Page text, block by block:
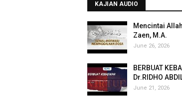
KAJIAN AUDIO
Mencintai
Zaen, M.A.
June 26, 2026
BERBUAT
Dr.RIDHO
June 21, 2026